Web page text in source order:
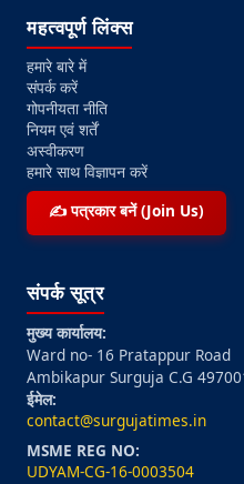
महत्वपूर्ण लिंक्स
हमारे बारे में
संपर्क करें
गोपनीयता नीति
नियम एवं शर्तें
अस्वीकरण
हमारे साथ विज्ञापन करें
✍️ पत्रकार बनें (Join Us)
संपर्क सूत्र
मुख्य कार्यालय:
Ward no- 16 Pratappur Road
Ambikapur Surguja C.G
ईमेल:
contact@surgujatimes.in
MSME REG NO:
UDYAM-CG-16-0003504